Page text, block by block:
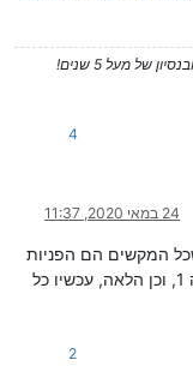
4
24 במאי 2020, 11:37
המקשים הם הפניות
לשלוחות שונות, הקשה על 1 היא הפניה לשלוחה 1, וכן הלאה, עכשיו כל
2